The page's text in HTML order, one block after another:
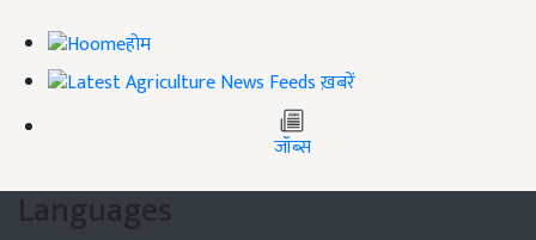
होम
ख़बरें
जॉब्स
Languages